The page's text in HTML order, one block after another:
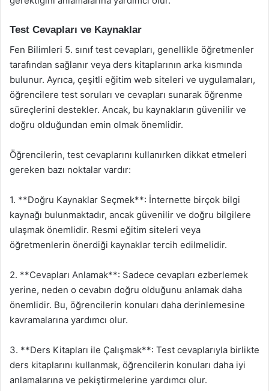
Test Cevapları ve Kaynaklar
Fen Bilimleri 5. sınıf test cevapları, genellikle öğretmenler
tarafından sağlanır veya ders kitaplarının arka kısmında
bulunur. Ayrıca, çeşitli eğitim web siteleri ve uygulamaları,
öğrencilere test soruları ve cevapları sunarak öğrenme
süreçlerini destekler. Ancak, bu kaynakların güvenilir ve
doğru olduğundan emin olmak önemlidir.
Öğrencilerin, test cevaplarını kullanırken dikkat etmeleri
gereken bazı noktalar vardır:
1. **Doğru Kaynaklar Seçmek**: İnternette birçok bilgi
kaynağı bulunmaktadır, ancak güvenilir ve doğru bilgilere
ulaşmak önemlidir. Resmi eğitim siteleri veya
öğretmenlerin önerdiği kaynaklar tercih edilmelidir.
2. **Cevapları Anlamak**: Sadece cevapları ezberlemek
yerine, neden o cevabın doğru olduğunu anlamak daha
önemlidir. Bu, öğrencilerin konuları daha derinlemesine
kavramalarına yardımcı olur.
3. **Ders Kitapları ile Çalışmak**: Test cevaplarıyla birlikte
ders kitaplarını kullanmak, öğrencilerin konuları daha iyi
anlamalarına ve pekiştirmelerine yardımcı olur.